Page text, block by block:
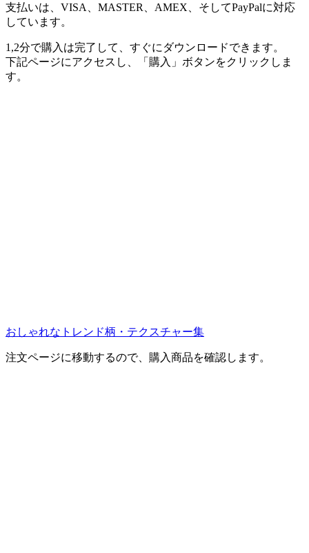
支払いは、VISA、MASTER、AMEX、そしてPayPalに対応
しています。
1,2分で購入は完了して、すぐにダウンロードできます。
下記ページにアクセスし、「購入」ボタンをクリックしま
す。
おしゃれなトレンド柄・テクスチャー集
注文ページに移動するので、購入商品を確認します。